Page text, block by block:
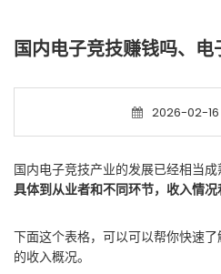
国内电子竞技赚钱吗、
2026-02-16
国内电子竞技产业的发展已经相当成
具体到从业者和不同环节，收入情
下面这个表格，可以可以帮你快速
的收入概况。